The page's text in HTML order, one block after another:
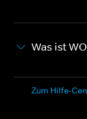
Was ist
Zum Hilfe-